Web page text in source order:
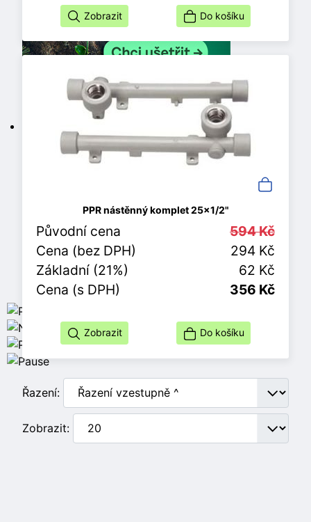
Zobrazit Do košíku
PPR nástěnný komplet 25x1/2"
Původní cena
594 Kč
Cena (bez DPH)
294 Kč
Základní (21%)
62 Kč
Cena (s DPH)
356 Kč
Zobrazit Do košíku
Řazení:
Zobrazit: